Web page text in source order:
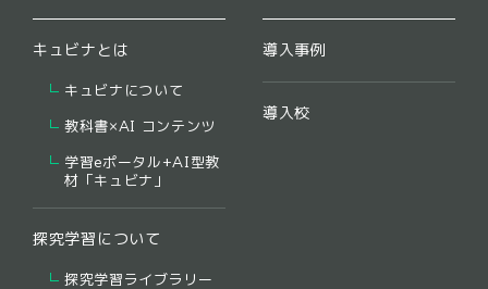
キュビナとは
キュビナについて
教科書×AI コンテンツ
学習eポータル+AI型教
材「キュビナ」
探究学習について
探究学習ライブラリー
導入事例
導入校